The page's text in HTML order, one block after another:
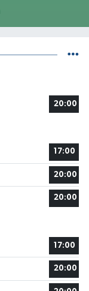
20:00
17:00
20:00
20:00
17:00
20:00